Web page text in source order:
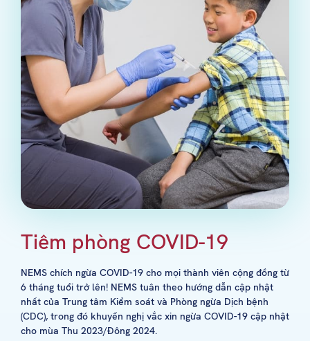
Tiêm phòng COVID-19
NEMS chích ngừa COVID-19 cho mọi thành viên cộng đồng từ
6 tháng tuổi trở lên! NEMS tuân theo hướng dẫn cập nhật
nhất của Trung tâm Kiểm soát và Phòng ngừa Dịch bệnh
(CDC), trong đó khuyến nghị vắc xin ngừa COVID-19 cập nhật
cho mùa Thu 2023/Đông 2024.